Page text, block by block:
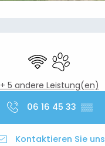
Wi-Fi Tiere erlaubt
+ 5 andere Leistung(en)
06 16 45 33 ▒▒
Kontaktieren Sie uns